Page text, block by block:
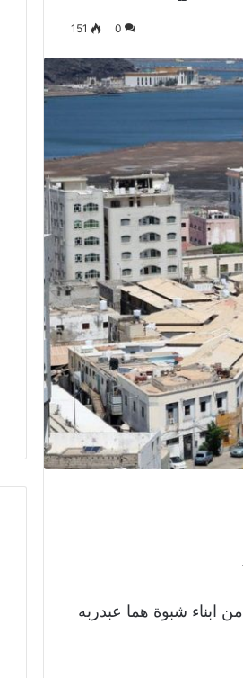
0
151
وقال مصدر امني إن المسلحين داهموا متجرا بحي السيلة واختطفوا 2 من ابناء شبوة هما عبدربه